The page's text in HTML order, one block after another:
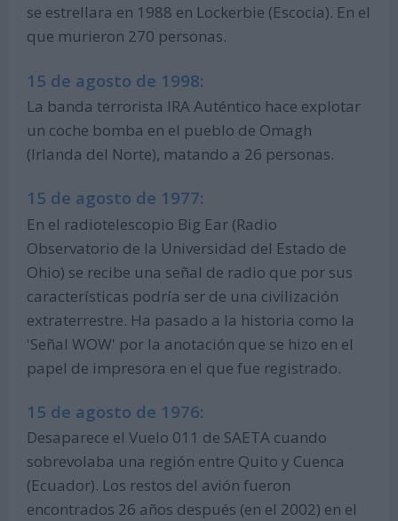
se estrellara en 1988 en Lockerbie (Escocia). En el
que murieron 270 personas.
15 de agosto de 1998:
La banda terrorista IRA Auténtico hace explotar
un coche bomba en el pueblo de Omagh
(Irlanda del Norte), matando a 26 personas.
15 de agosto de 1977:
En el radiotelescopio Big Ear (Radio
Observatorio de la Universidad del Estado de
Ohio) se recibe una señal de radio que por sus
características podría ser de una civilización
extraterrestre. Ha pasado a la historia como la
'Señal WOW' por la anotación que se hizo en el
papel de impresora en el que fue registrado.
15 de agosto de 1976:
Desaparece el Vuelo 011 de SAETA cuando
sobrevolaba una región entre Quito y Cuenca
(Ecuador). Los restos del avión fueron
encontrados 26 años después (en el 2002) en el